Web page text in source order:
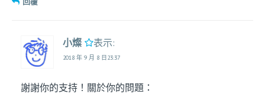
小燦 表示:
2018 年 9 月 8 日23:37
謝謝你的支持！關於你的問題：